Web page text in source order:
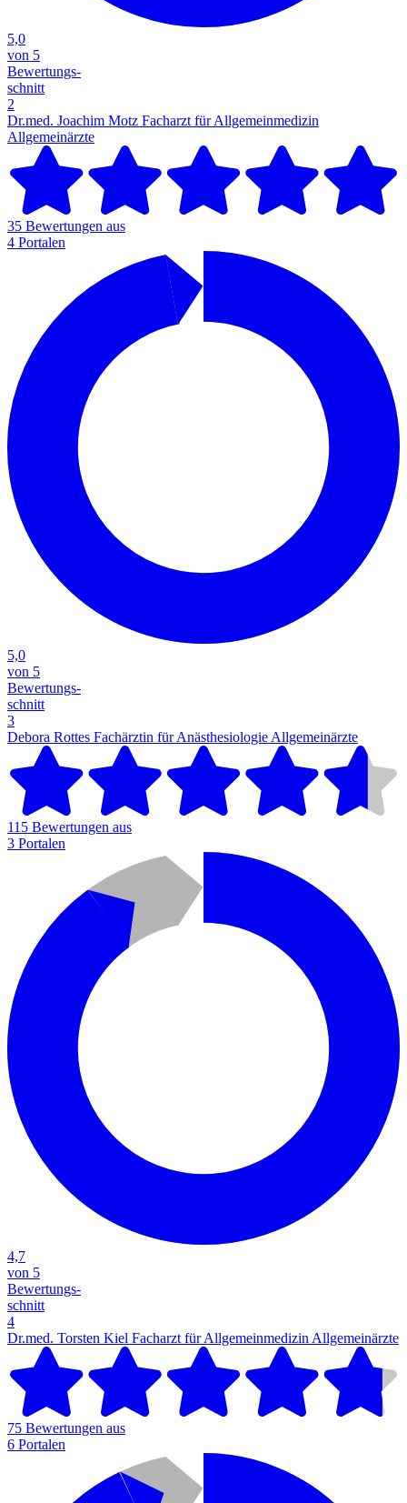
5,0
von 5
Bewertungs-
schnitt
2
Dr.med. Joachim Motz Facharzt für Allgemeinmedizin
Allgemeinärzte
35 Bewertungen aus
4 Portalen
5,0
von 5
Bewertungs-
schnitt
3
Debora Rottes Fachärztin für AnästhesiologieAllgemeinärzte
115 Bewertungen aus
3 Portalen
4,7
von 5
Bewertungs-
schnitt
4
Dr.med. Torsten Kiel Facharzt für Allgemeinmedizin Allgemeinärzte
75 Bewertungen aus
6 Portalen